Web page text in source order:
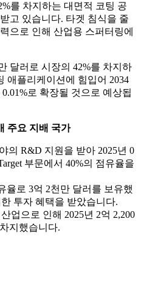
를 차지하는 대면적 코팅 공
고 있습니다. 타겟 침식을 줄
으로 인해 산업용 스퍼터링에
달러로 시장의 42%를 차지하
애플리케이션에 힘입어 2034
로 확장될 것으로 예상됩
주요 지배 국가
의 R&D 지원을 받아 2025년 0
부문에서 40%의 점유율을
율로 3억 2천만 달러를 보유했
투자 혜택을 받았습니다.
업으로 인해 2025년 2억 2,200
지했습니다.